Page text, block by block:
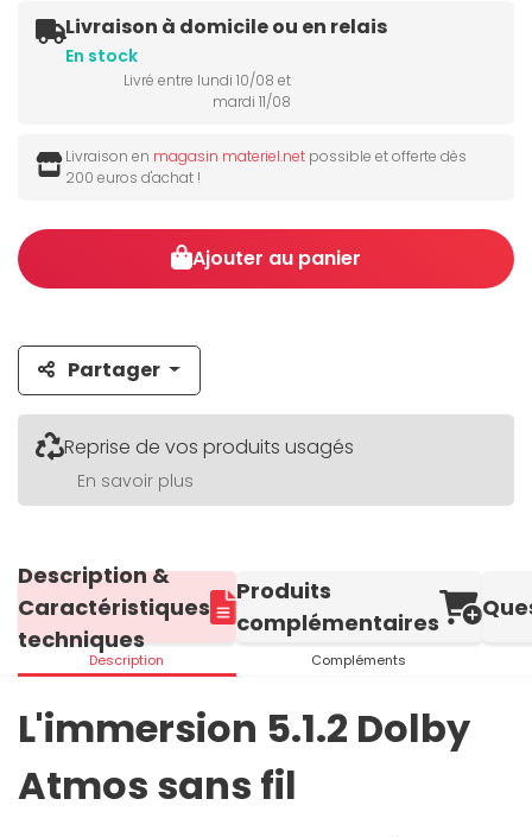
Livraison à domicile ou en relais
En stock
Livré entre lundi 10/08 et
mardi 11/08
Livraison en magasin materiel.net possible et offerte dès
200 euros d'achat !
Ajouter au panier
Partager
Reprise de vos produits usagés
En savoir plus
Description &
Caractéristiques
techniques
Description
Produits
complémentaires
Compléments
L'immersion 5.1.2 Dolby
Atmos sans fil